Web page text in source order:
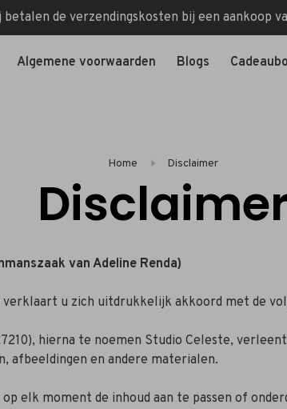
betalen de verzendingskosten bij een aankoop
Algemene voorwaarden Blogs
Home Disclaimer
Disclaimer
van Adeline Renda)
u zich uitdrukkelijk akkoord met de
hierna te noemen Studio Celeste,
en andere materialen.
elk moment de inhoud aan te passen of